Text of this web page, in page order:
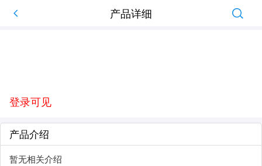
产品详细
登录可见
产品介绍
暂无相关介绍